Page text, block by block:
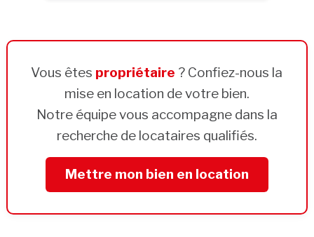
Vous êtes propriétaire ? Confiez-nous la
mise en location de votre bien.
Notre équipe vous accompagne dans la
recherche de locataires qualifiés.
Mettre mon bien en location